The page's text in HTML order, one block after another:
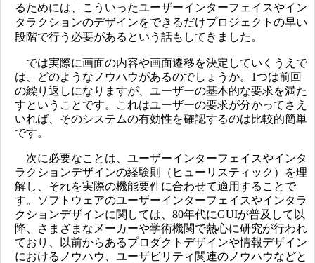
るためには、こういったユーザーインターフェイスやイン
タラクションのデザインをできるだけプロジェクトの早い
段階で行う必要があるという話もしてきました。
では実際に画面の内容や画面遷移を決定していくうえで
は、どのようなノウハウがあるのでしょうか。1つは前回
の繰り返しになりますが、ユーザーの基本的な要求を満た
すということです。これはユーザーの要求が分かってさえ
いれば、そのシステムの有効性を確認するのは比較的簡単
です。
次に必要なことは、ユーザーインターフェイスやインタ
ラクションデザインの経験則（ヒューリスティック）を理
解し、それを実際の機能要件に合わせて適用することで
す。ソフトウェアのユーザーインターフェイスやインタラ
クションデザインに関しては、80年代にGUIが普及して以
降、さまざまなメーカーや学術機関で熱心に研究が行われ
ており、以前からあるプロダクトデザインや情報デザイン
におけるノウハウ、ユーザビリティ関連のノウハウなどと